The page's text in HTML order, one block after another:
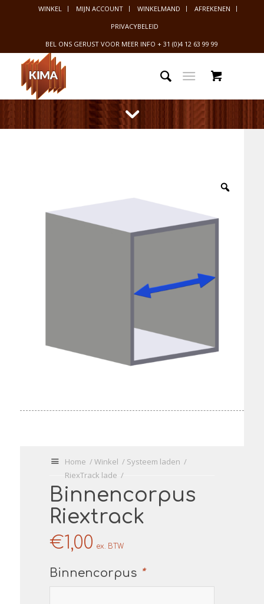
WINKEL MIJN ACCOUNT WINKELMAND
AFREKENEN
PRIVACYBELEID
BEL ONS GERUST VOOR MEER INFO+ 31 (0)4 12 63 99 99
U
bevindt
zich
hier:
Home /Winkel / Systeem laden /
RiexTrack lade /
Binnencorpus
Riextrack
€1,00 ex. BTW
Binnencorpus *